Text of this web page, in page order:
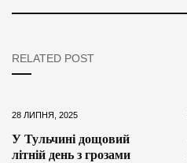
RELATED POST
28 ЛИПНЯ, 2025
У Тульчині дощовий
літній день з грозами